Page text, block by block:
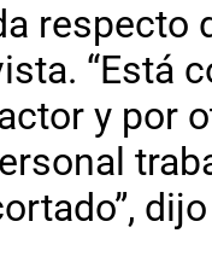
respecto
“Está
y por